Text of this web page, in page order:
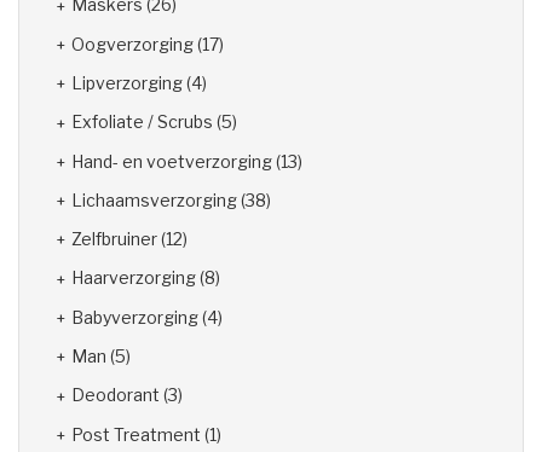
Maskers (26)
Oogverzorging(17)
Lipverzorging(4)
Exfoliate / Scrubs (5)
Hand- en voetverzorging(13)
Lichaamsverzorging(38)
Zelfbruiner(12)
Haarverzorging(8)
Babyverzorging(4)
Man (5)
Deodorant (3)
Post Treatment (1)